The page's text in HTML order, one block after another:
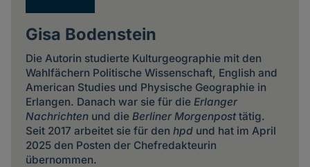
Gisa Bodenstein
Die Autorin studierte Kulturgeographie mit den
Wahlfächern Politische Wissenschaft, English and
American Studies und Physische Geographie in
Erlangen. Danach war sie für die Erlanger
Nachrichtenund die Berliner Morgenposttätig.
Seit 2017 arbeitet sie für den hpdund hat im April
2025 den Posten der Chefredakteurin
übernommen.